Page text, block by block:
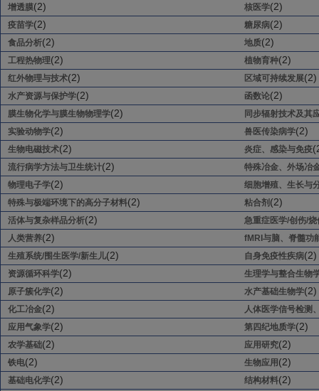
增透膜(2) 核医学(2)
疫苗学(2) 糖尿病(2)
食品分析(2) 地质(2)
工程热物理(2) 植物育种(2)
红外物理与技术(2) 区域可持续发展(2)
水产资源与保护学(2) 函数论(2)
膜生物化学与膜生物物理学(2)
同步辐射技术及其
实验动物学(2) 兽医传染病学(2)
生物电磁技术(2) 炎症、感染与免疫
流行病学方法与卫生统计(2)
特殊冶金、外场冶
物理电子学(2)
细胞增殖、生长与
特殊与极端环境下的高分子材料(2) 粘合剂 (2)
活体与复杂样品分析(2)
急重症医学/创伤/
人类营养(2)
fMRI与脑、脊髓功
生殖系统/围生医学/新生儿(2) 自身免疫性疾病(2)
资源循环科学(2)
生理学与整合生物
原子簇化学(2) 水产基础生物学(2)
化工冶金(2)
人体医学信号检测
应用气象学(2) 第四纪地质学(2)
农学基础(2) 应用研究(2)
铁电(2) 生物应用 (2)
基础电化学(2) 结构材料(2)